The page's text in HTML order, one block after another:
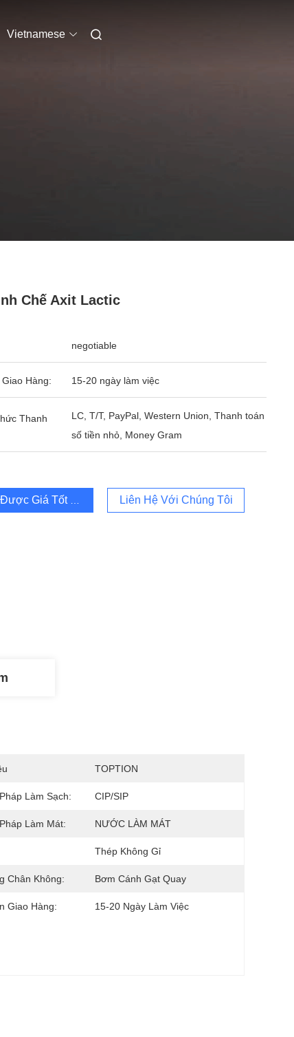
Vietnamese
Chế Axit Lactic
negotiable
Hàng: 15-20 ngày làm việc
Thanh
LC, T/T, PayPal, Western Union, Thanh toán
số tiền nhỏ, Money Gram
Giá Tốt Nhất Liên Hệ Với Chúng Tôi
TOPTION
Làm Sạch: CIP/SIP
Làm Mát: NƯỚC LÀM MÁT
Thép Không Gỉ
Chân Không: Bơm Cánh Gạt Quay
Giao Hàng: 15-20 Ngày Làm Việc